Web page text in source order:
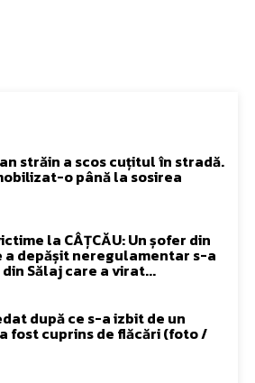
străin a scos cuțitul în stradă.
o până la sosirea
la CÂȚCĂU: Un șofer din
a depășit neregulamentar s-a
Sălaj care a virat...
după ce s-a izbit de un
fost cuprins de flăcări (foto /